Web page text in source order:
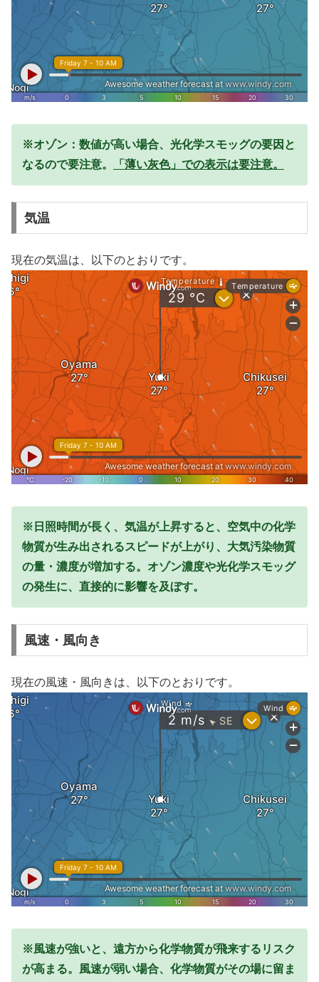
※オゾン：数値が高い場合、光化学スモッグの要因と
なるので要注意。
「薄い灰色」での表示は要注意。
気温
現在の気温は、以下のとおりです。
※日照時間が長く、気温が上昇すると、空気中の化学
物質が生み出されるスピードが上がり、大気汚染物質
の量・濃度が増加する。オゾン濃度や光化学スモッグ
の発生に、直接的に影響を及ぼす。
風速・風向き
現在の風速・風向きは、以下のとおりです。
※風速が強いと、遠方から化学物質が飛来するリスク
が高まる。風速が弱い場合、化学物質がその場に留ま